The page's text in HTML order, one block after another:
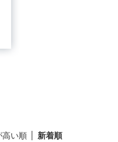
高い順 新着順